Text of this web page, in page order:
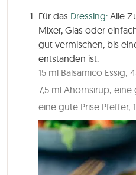
Für das Dressing: Alle
Mixer, Glas oder
gut vermischen, bis
entstanden ist.
15 ml Balsamico Essig,
7,5 ml Ahornsirup, eine
eine gute Prise Pfeffer,